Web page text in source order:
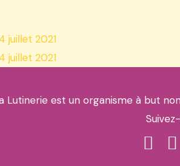
juillet 2021
juillet 2021
Lutinerie est un organisme à but